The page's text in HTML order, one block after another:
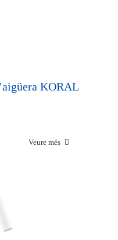
KORAL
Veure més